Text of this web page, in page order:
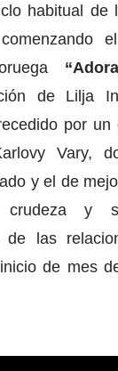
habitual de
de Lilja
por un
Vary,
y el de
y
de las
de mes